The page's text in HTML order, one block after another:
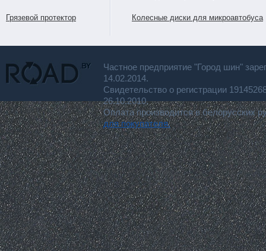
Грязевой протектор Колесные диски для микроавтобуса
Частное предприятие "Город шин"
14.02.2014.
Свидетельство о регистрации
26.10.2010.
Оплата производится в белорусских
для покупателя.